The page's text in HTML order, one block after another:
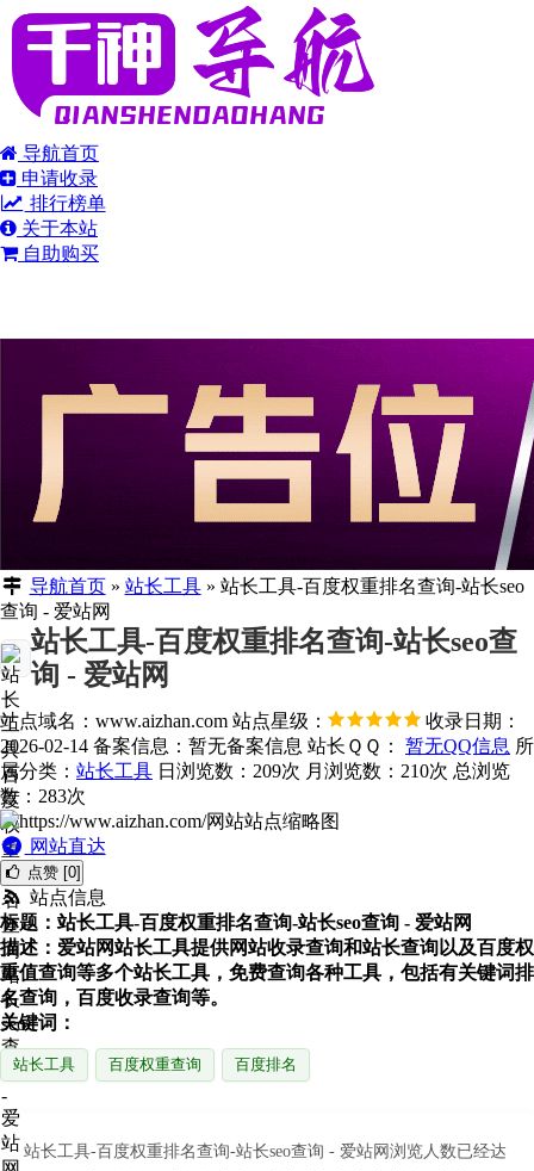
导航首页
申请收录
排行榜单
关于本站
自助购买
导航首页» 站长工具» 站长工具-百度权重排名查询-站长seo
查询 - 爱站网
站长工具-百度权重排名查询-站长seo查
询 - 爱站网
站点域名：www.aizhan.com 站点星级：
收录日期：
2026-02-14 备案信息： 暂无备案信息 站长ＱＱ： 暂无QQ信息 所
属分类： 站长工具 日浏览数：209次 月浏览数：210次 总浏览
数：283次
网站直达
点赞 [0]
站点信息
标题：站长工具-百度权重排名查询-站长seo查询 - 爱站网
描述：爱站网站长工具提供网站收录查询和站长查询以及百度权
重值查询等多个站长工具，免费查询各种工具，包括有关键词排
名查询，百度收录查询等。
关键词：
站长工具 百度权重查询 百度排名
站长工具-百度权重排名查询-站长seo查询 - 爱站网浏览人数已经达